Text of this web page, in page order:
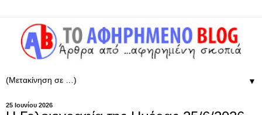
▼
25 Ιουνίου 2026